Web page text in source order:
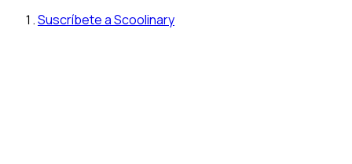
Suscríbete a Scoolinary